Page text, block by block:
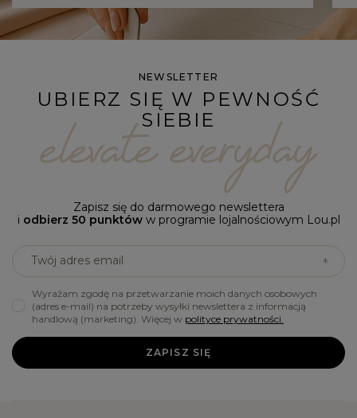
NEWSLETTER
UBIERZ SIĘ W PEWNOŚĆ
SIEBIE
Zapisz się do darmowego newslettera
i odbierz 50 punktóww programie lojalnościowym Lou.pl
Twój adres email
Wyrażam zgodę na przetwarzanie moich danych osobowych
(adres e-mail) na potrzeby wysyłki newslettera z informacją
handlową (marketing). Więcej w polityce prywatności.
ZAPISZ SIĘ